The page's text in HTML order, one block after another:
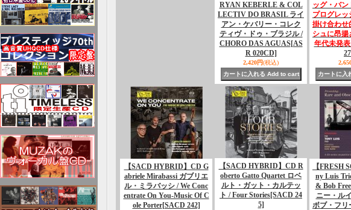
RYAN KEBERLE & COL
LECTIV DO BRASIL ライ
アン・ケバリー・コレク
ティヴ・ドゥ・ブラジル /
CHORO DAS AGUAS[AS
R 020CD]
2,420円(税込)
ッグ・バン
プログレッ
掛け合わせ
シュに昂揚
年代未発
【SACD HYBRID】CD G
abriele Mirabassi ガブリエ
ル・ミラバッシ / We Conc
entrate On You-Music Of C
ole Porter[SACD 242]
【SACD HYBRID】CD R
oberto Gatto Quartet ロベ
ルト・ガット・カルテッ
ト / Four Stories[SACD 24
5]
【FRESH
ny Luis
& Bob
ニー・ル
ボブ・フリ